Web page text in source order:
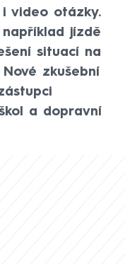
video otázky.
jízdě
situací na
zkušební
a dopravní